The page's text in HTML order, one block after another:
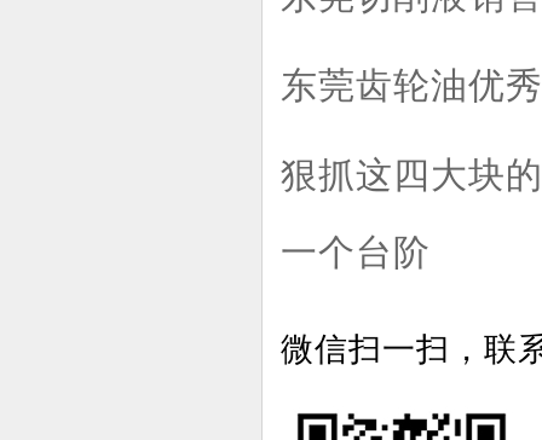
东莞齿轮油优
狠抓这四大块
一个台阶
微信扫一扫，联